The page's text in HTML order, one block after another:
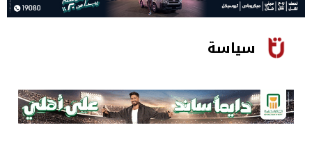
سياسة